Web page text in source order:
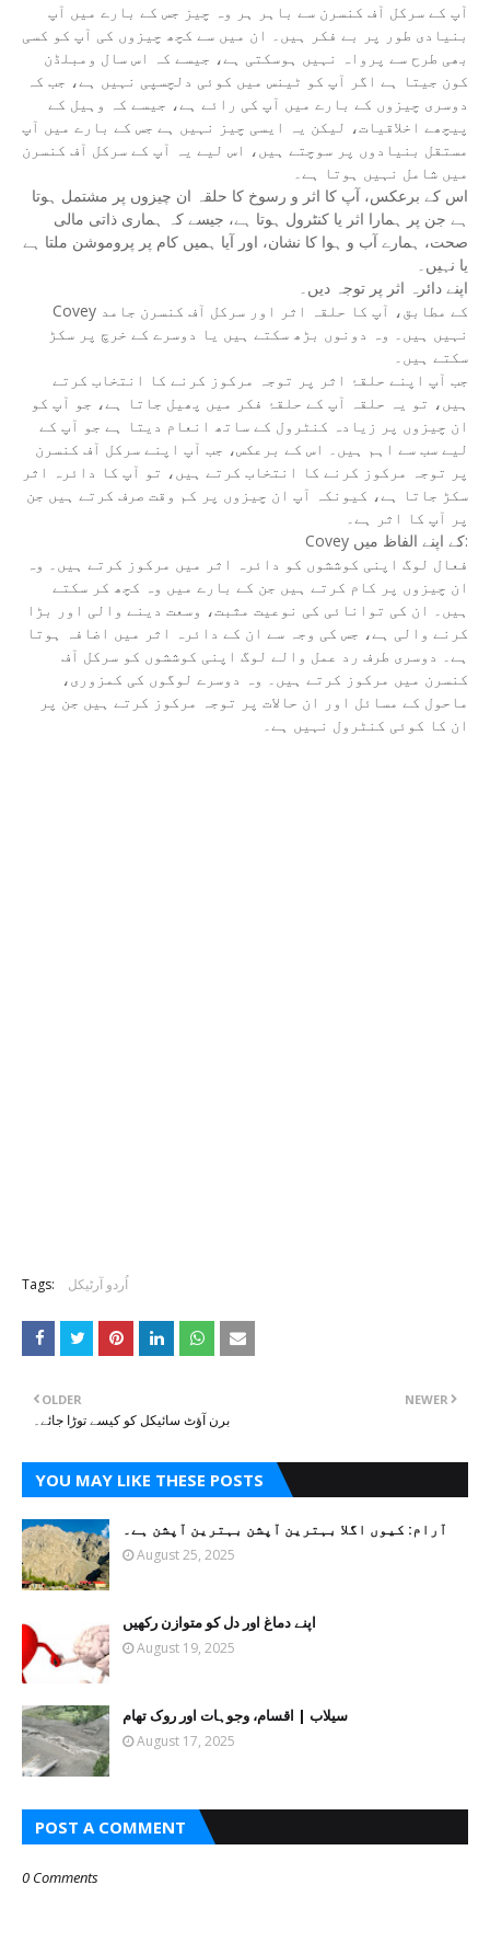
آپ کے سرکل آف کنسرن سے باہر ہر وہ چیز جس کے بارے میں آپ
بنیادی طور پر بے فکر ہیں۔ ان میں سے کچھ چیزوں کی آپ کو کسی
بھی طرح سے پرواہ نہیں ہوسکتی ہے، جیسے کہ اس سال ومبلڈن
کون جیتا ہے اگر آپ کو ٹینس میں کوئی دلچسپی نہیں ہے، جب کہ
دوسری چیزوں کے بارے میں آپ کی رائے ہے، جیسے کہ وہیل کے
پیچھے اخلاقیات، لیکن یہ ایسی چیز نہیں ہے جس کے بارے میں آپ
مستقل بنیادوں پر سوچتے ہیں، اس لیے یہ آپ کے سرکل آف کنسرن
میں شامل نہیں ہوتا ہے۔
اس کے برعکس، آپ کا اثر و رسوخ کا حلقہ ان چیزوں پر مشتمل ہوتا
ہے جن پر ہمارا اثر یا کنٹرول ہوتا ہے، جیسے کہ ہماری ذاتی مالی
صحت، ہمارے آب و ہوا کا نشان، اور آیا ہمیں کام پر پروموشن ملتا ہے
یا نہیں۔
اپنے دائرہ اثر پر توجہ دیں۔
Covey کے مطابق، آپ کا حلقہ اثر اور سرکل آف کنسرن جامد
نہیں ہیں۔ وہ دونوں بڑھ سکتے ہیں یا دوسرے کے خرچ پر سکڑ
سکتے ہیں۔
جب آپ اپنے حلقۂ اثر پر توجہ مرکوز کرنے کا انتخاب کرتے
ہیں، تو یہ حلقہ آپ کے حلقۂ فکر میں پھیل جاتا ہے، جو آپ کو
ان چیزوں پر زیادہ کنٹرول کے ساتھ انعام دیتا ہے جو آپ کے
لیے سب سے اہم ہیں۔ اس کے برعکس، جب آپ اپنے سرکل آف کنسرن
پر توجہ مرکوز کرنے کا انتخاب کرتے ہیں، تو آپ کا دائرہ اثر
سکڑ جاتا ہے، کیونکہ آپ ان چیزوں پر کم وقت صرف کرتے ہیں جن
پر آپ کا اثر ہے۔
Covey کے اپنے الفاظ میں:
فعال لوگ اپنی کوششوں کو دائرہ اثر میں مرکوز کرتے ہیں۔ وہ
ان چیزوں پر کام کرتے ہیں جن کے بارے میں وہ کچھ کر سکتے
ہیں۔ ان کی توانائی کی نوعیت مثبت، وسعت دینے والی اور بڑا
کرنے والی ہے، جس کی وجہ سے ان کے دائرہ اثر میں اضافہ ہوتا
ہے۔ دوسری طرف رد عمل والے لوگ اپنی کوششوں کو سرکل آف
کنسرن میں مرکوز کرتے ہیں۔ وہ دوسرے لوگوں کی کمزوری،
ماحول کے مسائل اور ان حالات پر توجہ مرکوز کرتے ہیں جن پر
ان کا کوئی کنٹرول نہیں ہے۔
Tags: اُردو آرٹیکل
NEWER
OLDER
برن آؤٹ سائیکل کو کیسے توڑا جائے۔
YOU MAY LIKE THESE POSTS
آرام: کیوں اگلا بہترین آپشن بہترین آپشن ہے۔
August 25, 2025
اپنے دماغ اور دل کو متوازن رکھیں
August 19, 2025
سیلاب | اقسام، وجوہات اور روک تھام
August 17, 2025
POST A COMMENT
0 Comments